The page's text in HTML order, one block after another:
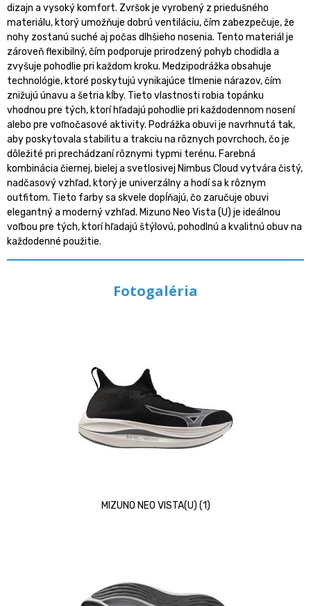
dizajn a vysoký komfort. Zvršok je vyrobený z priedušného
materiálu, ktorý umožňuje dobrú ventiláciu, čím zabezpečuje, že
nohy zostanú suché aj počas dlhšieho nosenia. Tento materiál je
zároveň flexibilný, čím podporuje prirodzený pohyb chodidla a
zvyšuje pohodlie pri každom kroku. Medzipodrážka obsahuje
technológie, ktoré poskytujú vynikajúce tlmenie nárazov, čím
znižujú únavu a šetria kĺby. Tieto vlastnosti robia topánku
vhodnou pre tých, ktorí hľadajú pohodlie pri každodennom nosení
alebo pre voľnočasové aktivity. Podrážka obuvi je navrhnutá tak,
aby poskytovala stabilitu a trakciu na rôznych povrchoch, čo je
dôležité pri prechádzaní rôznymi typmi terénu. Farebná
kombinácia čiernej, bielej a svetlosivej Nimbus Cloud vytvára čistý,
nadčasový vzhľad, ktorý je univerzálny a hodí sa k rôznym
outfitom. Tieto farby sa skvele dopĺňajú, čo zaručuje obuvi
elegantný a moderný vzhľad. Mizuno Neo Vista (U) je ideálnou
voľbou pre tých, ktorí hľadajú štýlovú, pohodlnú a kvalitnú obuv na
každodenné použitie.
Fotogaléria
MIZUNO NEO VISTA(U) (1)